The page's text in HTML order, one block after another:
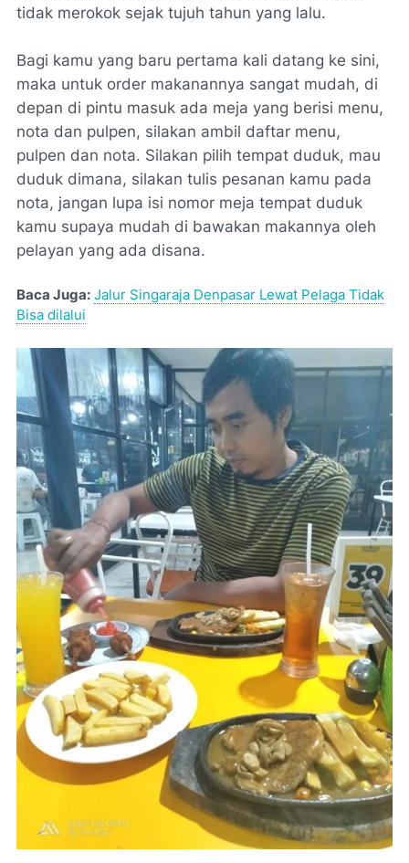
tidak merokok sejak tujuh tahun yang lalu.
Bagi kamu yang baru pertama kali datang ke sini,
maka untuk order makanannya sangat mudah, di
depan di pintu masuk ada meja yang berisi menu,
nota dan pulpen, silakan ambil daftar menu,
pulpen dan nota. Silakan pilih tempat duduk, mau
duduk dimana, silakan tulis pesanan kamu pada
nota, jangan lupa isi nomor meja tempat duduk
kamu supaya mudah di bawakan makannya oleh
pelayan yang ada disana.
Baca Juga: Jalur Singaraja Denpasar Lewat Pelaga Tidak
Bisa dilalui